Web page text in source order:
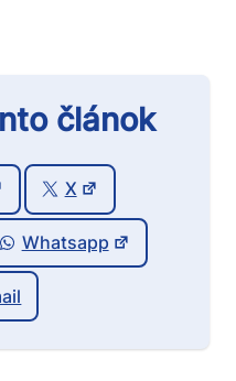
článok
X
Whatsapp